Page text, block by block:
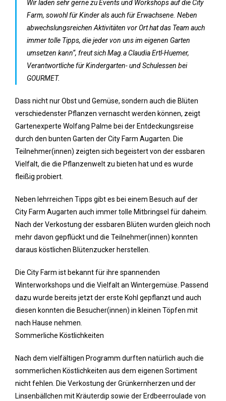
Wir laden sehr gerne zu Events und Workshops auf die City
Farm, sowohl für Kinder als auch für Erwachsene. Neben
abwechslungsreichen Aktivitäten vor Ort hat das Team auch
immer tolle Tipps, die jeder von uns im eigenen Garten
umsetzen kann“, freut sich Mag.a Claudia Ertl-Huemer,
Verantwortliche für Kindergarten- und Schulessen bei
GOURMET.
Dass nicht nur Obst und Gemüse, sondern auch die Blüten
verschiedenster Pflanzen vernascht werden können, zeigt
Gartenexperte Wolfang Palme bei der Entdeckungsreise
durch den bunten Garten der City Farm Augarten. Die
Teilnehmer(innen) zeigten sich begeistert von der essbaren
Vielfalt, die die Pflanzenwelt zu bieten hat und es wurde
fleißig probiert.
Neben lehrreichen Tipps gibt es bei einem Besuch auf der
City Farm Augarten auch immer tolle Mitbringsel für daheim.
Nach der Verkostung der essbaren Blüten wurden gleich noch
mehr davon gepflückt und die Teilnehmer(innen) konnten
daraus köstlichen Blütenzucker herstellen.
Die City Farm ist bekannt für ihre spannenden
Winterworkshops und die Vielfalt an Wintergemüse. Passend
dazu wurde bereits jetzt der erste Kohl gepflanzt und auch
diesen konnten die Besucher(innen) in kleinen Töpfen mit
nach Hause nehmen.
Sommerliche Köstlichkeiten
Nach dem vielfältigen Programm durften natürlich auch die
sommerlichen Köstlichkeiten aus dem eigenen Sortiment
nicht fehlen. Die Verkostung der Grünkernherzen und der
Linsenbällchen mit Kräuterdip sowie der Erdbeerroulade von